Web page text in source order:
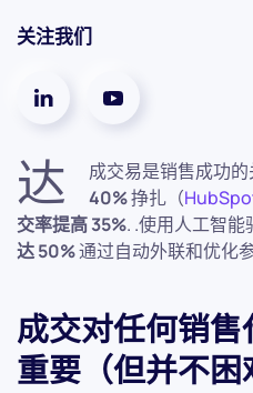
关注我们
达 成交易是销售成功
40%挣扎（
交率提高 35%. .使用人工智
达 50%通过自动外联和优化
成交对任何销
重要（但并不困